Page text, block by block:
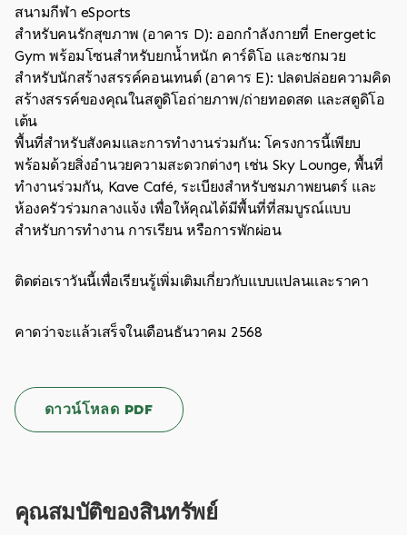
สนามกีฬา eSports
สำหรับคนรักสุขภาพ (อาคาร D): ออกกำลังกายที่ Energetic
Gym พร้อมโซนสำหรับยกน้ำหนัก คาร์ดิโอ และชกมวย
สำหรับนักสร้างสรรค์คอนเทนต์ (อาคาร E): ปลดปล่อยความคิด
สร้างสรรค์ของคุณในสตูดิโอถ่ายภาพ/ถ่ายทอดสด และสตูดิโอ
เต้น
พื้นที่สำหรับสังคมและการทำงานร่วมกัน: โครงการนี้เพียบ
พร้อมด้วยสิ่งอำนวยความสะดวกต่างๆ เช่น Sky Lounge, พื้นที่
ทำงานร่วมกัน, Kave Café, ระเบียงสำหรับชมภาพยนตร์ และ
ห้องครัวร่วมกลางแจ้ง เพื่อให้คุณได้มีพื้นที่ที่สมบูรณ์แบบ
สำหรับการทำงาน การเรียน หรือการพักผ่อน
ติดต่อเราวันนี้เพื่อเรียนรู้เพิ่มเติมเกี่ยวกับแบบแปลนและราคา
คาดว่าจะแล้วเสร็จในเดือนธันวาคม 2568
ดาวน์โหลด PDF
คุณสมบัติของสินทรัพย์